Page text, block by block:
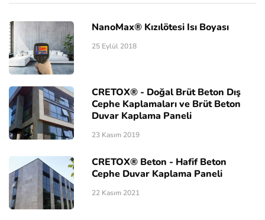
NanoMax® Kızılötesi Isı Boyası
25 Eylül 2018
CRETOX® - Doğal Brüt Beton Dış
Cephe Kaplamaları ve Brüt Beton
Duvar Kaplama Paneli
23 Kasım 2019
CRETOX® Beton - Hafif Beton
Cephe Duvar Kaplama Paneli
22 Kasım 2021